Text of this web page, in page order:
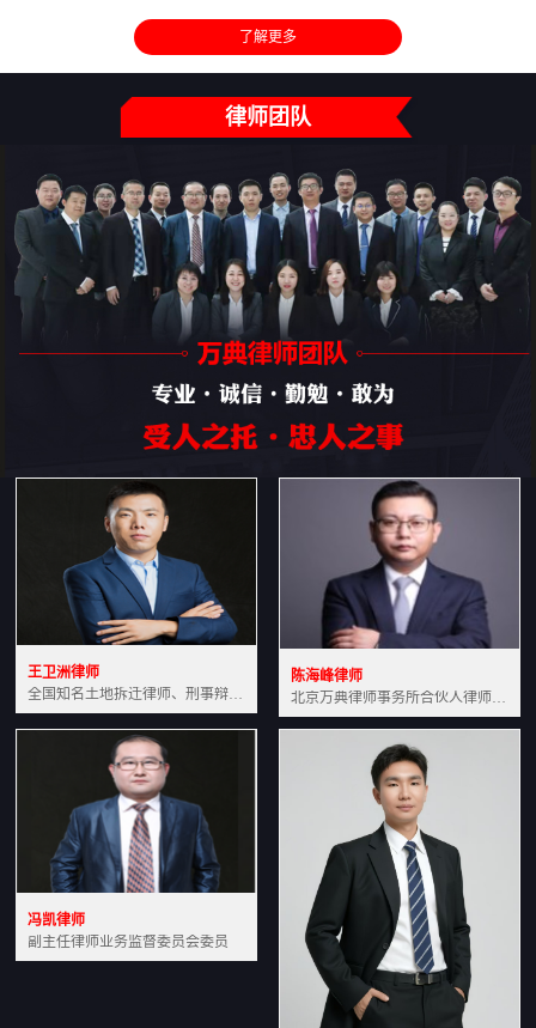
了解更多
律师团队
王卫洲律师
全国知名土地拆迁律师、刑事辩护律师北京万典律师事务所主任中国法学会会员北京市行政法研究会理事
陈海峰律师
北京万典律师事务所合伙人律师土地房产专业资深律师
冯凯律师
副主任律师业务监督委员会委员